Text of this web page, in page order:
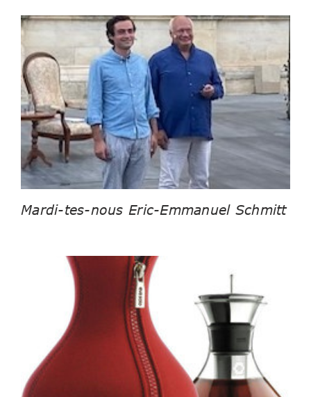
Mardi-tes-nous Eric-Emmanuel Schmitt